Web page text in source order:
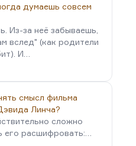
думаешь совсем
Из-за неё забываешь,
вслед" (как родители
И…
смысл фильма
Линча?
сложно
его расшифровать:…